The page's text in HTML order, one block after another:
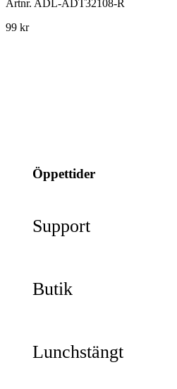
Artnr. ADL-ADT32108-R
99 kr
Öppettider
Support
Butik
Lunchstängt